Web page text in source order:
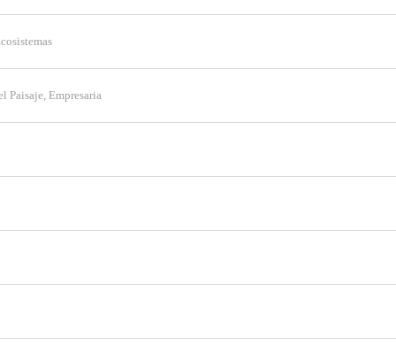
Paisaje, Empresaria
desde la sección "Configuración de cookies" al pie de la